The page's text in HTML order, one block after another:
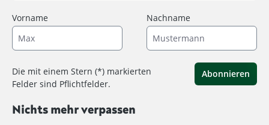
Vorname Nachname
Die mit einem Stern (*) markierten
Felder sind Pflichtfelder.
Abonnieren
Nichts mehr verpassen